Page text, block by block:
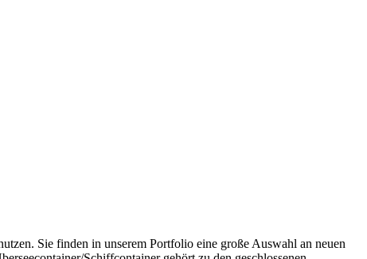
Sie finden in unserem Portfolio eine große Auswahl an neuen